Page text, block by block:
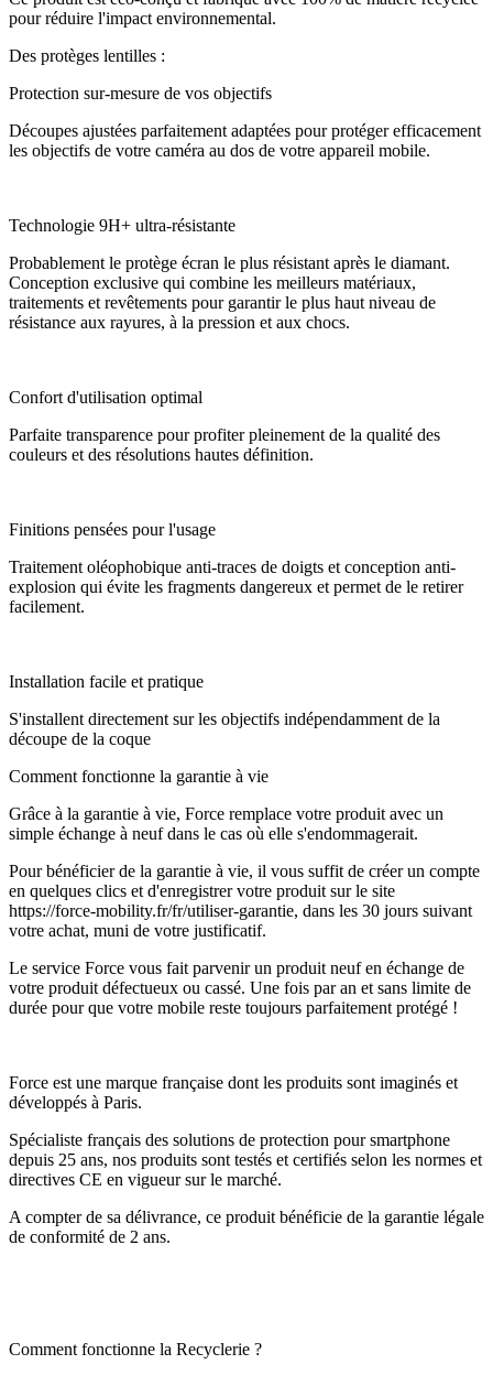
pour réduire l'impact environnemental.
Des protèges lentilles :
Protection sur-mesure de vos objectifs
Découpes ajustées parfaitement adaptées pour protéger efficacement
les objectifs de votre caméra au dos de votre appareil mobile.
Technologie 9H+ ultra-résistante
Probablement le protège écran le plus résistant après le diamant.
Conception exclusive qui combine les meilleurs matériaux,
traitements et revêtements pour garantir le plus haut niveau de
résistance aux rayures, à la pression et aux chocs.
Confort d'utilisation optimal
Parfaite transparence pour profiter pleinement de la qualité des
couleurs et des résolutions hautes définition.
Finitions pensées pour l'usage
Traitement oléophobique anti-traces de doigts et conception anti-
explosion qui évite les fragments dangereux et permet de le retirer
facilement.
Installation facile et pratique
S'installent directement sur les objectifs indépendamment de la
découpe de la coque
Comment fonctionne la garantie à vie
Grâce à la garantie à vie, Force remplace votre produit avec un
simple échange à neuf dans le cas où elle s'endommagerait.
Pour bénéficier de la garantie à vie, il vous suffit de créer un compte
en quelques clics et d'enregistrer votre produit sur le site
https://force-mobility.fr/fr/utiliser-garantie, dans les 30 jours suivant
votre achat, muni de votre justificatif.
Le service Force vous fait parvenir un produit neuf en échange de
votre produit défectueux ou cassé. Une fois par an et sans limite de
durée pour que votre mobile reste toujours parfaitement protégé !
Force est une marque française dont les produits sont imaginés et
développés à Paris.
Spécialiste français des solutions de protection pour smartphone
depuis 25 ans, nos produits sont testés et certifiés selon les normes et
directives CE en vigueur sur le marché.
A compter de sa délivrance, ce produit bénéficie de la garantie légale
de conformité de 2 ans.
Comment fonctionne la Recyclerie ?